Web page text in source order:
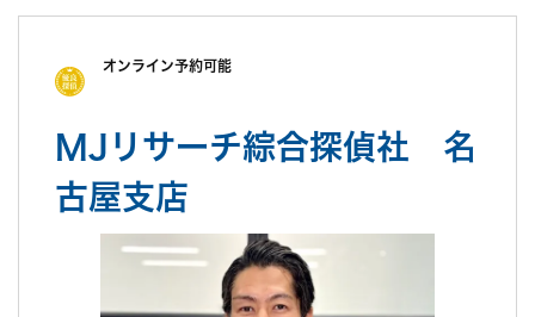
オンライン予約可能
MJリサーチ綜合探偵社 名
古屋支店